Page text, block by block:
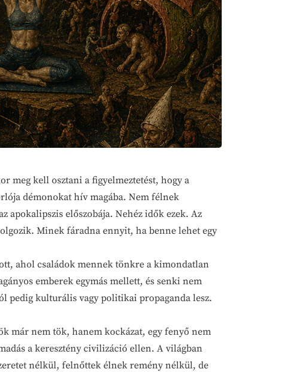
meg kell osztani a figyelmeztetést, hogy a
démonokat hív magába. Nem félnek
előszobája. Nehéz idők ezek. Az
Minek fáradna ennyit, ha benne lehet egy
ahol családok mennek tönkre a kimondatlan
emberek egymás mellett, és senki nem
pedig kulturális vagy politikai propaganda lesz.
nem tök, hanem kockázat, egy fenyő nem
a keresztény civilizáció ellen. A világban
nélkül, felnőttek élnek remény nélkül, de